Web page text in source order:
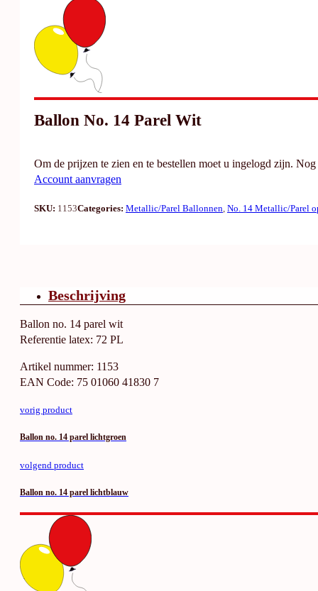
Ballon No. 14 Parel Wit
Om de prijzen te zien en te bestellen moet u ingelogd zijn. Nog
Account aanvragen
SKU: 1153Categories: Metallic/Parel Ballonnen No. 14 Metallic/Parel
Beschrijving
Ballon no. 14 parel wit
Referentie latex: 72 PL
Artikel nummer: 1153
EAN Code: 75 01060 41830 7
vorig product
Ballon no. 14 parel lichtgroen
volgend product
Ballon no. 14 parel lichtblauw